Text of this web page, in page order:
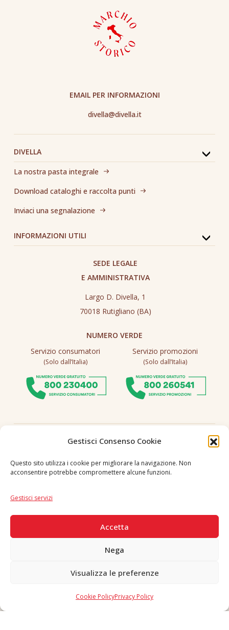
Gestisci Consenso Cookie
Questo sito utilizza i cookie per migliorare la navigazione. Non
acconsentire potrebbe compromettere alcune funzioni.
Gestisci servizi
Accetta
Nega
Visualizza le preferenze
Cookie PolicyPrivacy Policy
DIVELLA
La nostra pasta integrale
Download cataloghi e raccolta punti
Inviaci una segnalazione
INFORMAZIONI UTILI
EMAIL PER INFORMAZIONI
divella@divella.it
SEDE LEGALE
E AMMINISTRATIVA
Largo D. Divella, 1
70018 Rutigliano (BA)
NUMERO VERDE
Servizio consumatori
(Solo dall’Italia)
Servizio promozioni
(Solo dall’Italia)
Seguici
Copyright © 2026 F. Divella S.p.A. - P.IVA 00257660720 - REA: 35658